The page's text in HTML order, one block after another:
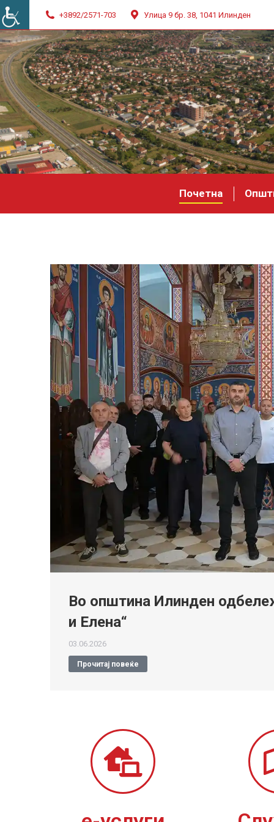
+3892/2571-703 Улица 9 бр. 38, 1041 Илинден
Почетна
Во општина Илинден
и Елена“
03.06.2026
Прочитај повеќе